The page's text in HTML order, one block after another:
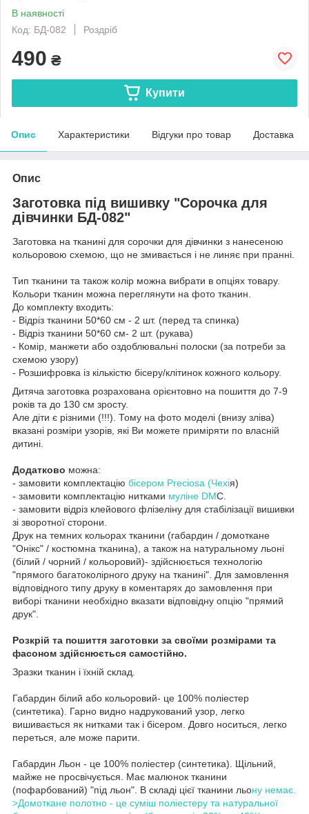
В наявності
Код: БД-082
Роздріб
490 ₴
Купити
Опис Характеристики Відгуки про товар Доставка
Опис
Заготовка під вишивку "Сорочка для
дівчинки БД-082"
Заготовка на тканині для сорочки для дівчинки з нанесеною
кольоровою схемою, що не змивається і не линяє при пранні.
Тип тканини та також колір можна вибрати в опціях товару.
Кольори тканин можна переглянути на фото тканин.
До комплекту входить:
- Відріз тканини 50*60 см - 2 шт. (перед та спинка)
- Відріз тканини 50*60 см- 2 шт. (рукава)
- Комір, манжети або оздоблювальні полоски (за потреби за
схемою узору)
- Розшифровка із кількістю бісеру/клітинок кожного кольору.
Дитяча заготовка розрахована орієнтовно на пошиття до 7-9
років та до 130 см зросту.
Але діти є різними (!!!). Тому на фото моделі (внизу зліва)
вказані розміри узорів, які Ви можете приміряти по власній
дитині.
Додатково можна:
- замовити комплектацію бісером Preciosa (Чехія)
- замовити комплектацію нитками муліне DMC.
- замовити відріз клейового флізеліну для стабілізації вишивки
зі зворотної сторони.
Друк на темних кольорах тканини (габардин / домоткане
"Онікс" / костюмна тканина), а також на натуральному льоні
(білий / чорний / кольоровий)- здійснюється технологію
"прямого багатоколірного друку на тканині". Для замовлення
відповідного типу друку в коментарях до замовлення при
виборі тканини необхідно вказати відповідну опцію "прямий
друк".
Розкрій та пошиття заготовки за своїми розмірами та
фасоном здійснюється самостійно.
Зразки тканин і їхній склад.
Габардин білий або кольоровий- це 100% поліестер
(синтетика). Гарно видно надрукований узор, легко
вишивається як нитками так і бісером. Довго носиться, легко
переться, але може парити.
Габардин Льон - це 100% поліестер (синтетика). Щільний,
майже не просвічується. Має малюнок тканини
(пофарбований) "під льон". В складі цієї тканини льону немає.
>Домоткане полотно - це суміш поліестеру та натуральної